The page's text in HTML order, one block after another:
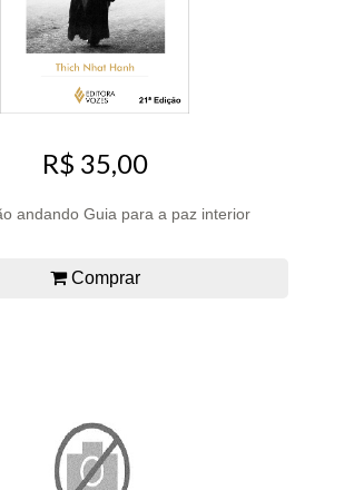
R$ 35,00
andando Guia para a paz interior
Comprar